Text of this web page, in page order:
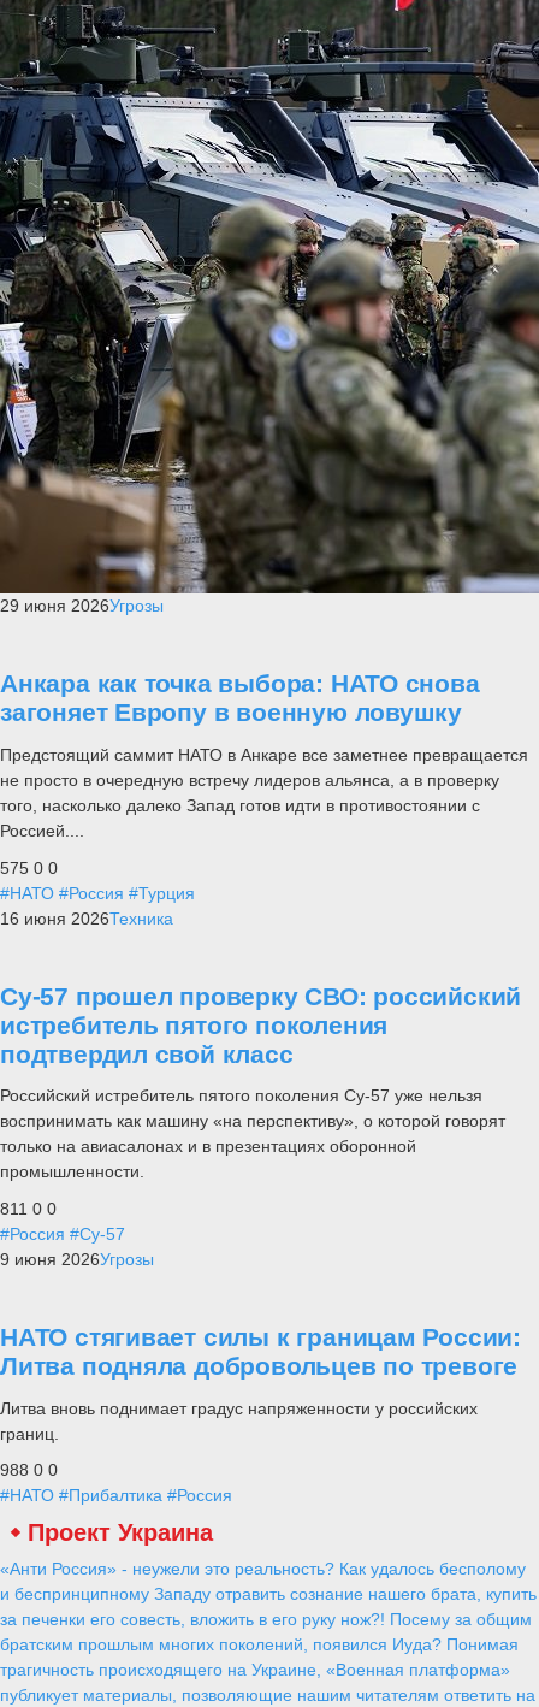
29 июня 2026Угрозы
Анкара как точка выбора: НАТО снова
загоняет Европу в военную ловушку
Предстоящий саммит НАТО в Анкаре все заметнее превращается
не просто в очередную встречу лидеров альянса, а в проверку
того, насколько далеко Запад готов идти в противостоянии с
Россией....
575 0 0
#НАТО #Россия #Турция
16 июня 2026Техника
Су-57 прошел проверку СВО: российский
истребитель пятого поколения
подтвердил свой класс
Российский истребитель пятого поколения Су-57 уже нельзя
воспринимать как машину «на перспективу», о которой говорят
только на авиасалонах и в презентациях оборонной
промышленности.
811 0 0
#Россия #Су-57
9 июня 2026Угрозы
НАТО стягивает силы к границам России:
Литва подняла добровольцев по тревоге
Литва вновь поднимает градус напряженности у российских
границ.
988 0 0
#НАТО #Прибалтика #Россия
Проект Украина
«Анти Россия» - неужели это реальность? Как удалось бесполому
и беспринципному Западу отравить сознание нашего брата, купить
за печенки его совесть, вложить в его руку нож?! Посему за общим
братским прошлым многих поколений, появился Иуда? Понимая
трагичность происходящего на Украине, «Военная платформа»
публикует материалы, позволяющие нашим читателям ответить на